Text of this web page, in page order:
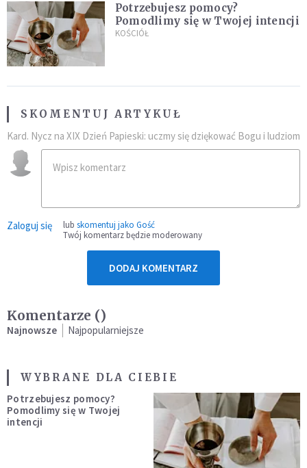
Potrzebujesz pomocy?
Pomodlimy się w Twojej intencji
KOŚCIÓŁ
SKOMENTUJ ARTYKUŁ
Kard. Nycz na XIX Dzień Papieski: uczmy się dziękować Bogu i ludziom
Zaloguj się lub skomentuj jako Gość
Twój komentarz będzie moderowany
DODAJ KOMENTARZ
Komentarze ()
Najnowsze Najpopularniejsze
WYBRANE DLA CIEBIE
Potrzebujesz pomocy?
Pomodlimy się w Twojej
intencji